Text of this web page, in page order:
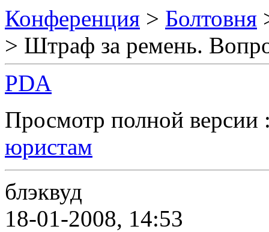
Конференция > Болтовня
> Штраф за ремень.
PDA
Просмотр полной
юристам
блэквуд
18-01-2008, 14:53